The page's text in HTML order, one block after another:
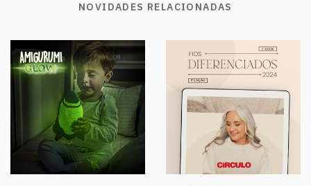
NOVIDADES RELACIONADAS